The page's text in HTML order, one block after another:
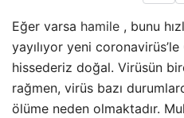
Eğer varsa hamile , bunu
yayılıyor yeni
hissederiz doğal. Virüsün
rağmen, virüs bazı
ölüme neden olmaktadır.